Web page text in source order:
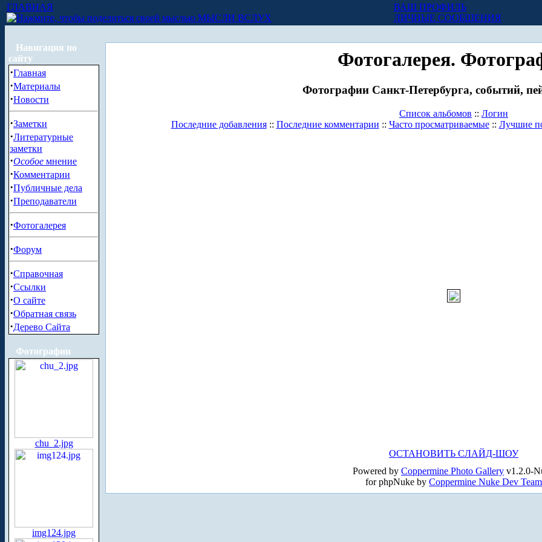
ГЛАВНАЯ
МЫСЛИ ВСЛУХ
ВАШ ПРОФИЛЬ
ЛИЧНЫЕ СООБЩЕНИЯ
Навигация по
сайту
·Главная
·Материалы
·Новости
·Заметки
·Литературные
заметки
·Особое мнение
·Комментарии
·Публичные дела
·Преподаватели
·Фотогалерея
·Форум
·Справочная
·Ссылки
·О сайте
·Обратная связь
·Дерево Сайта
Фотографии
chu_2.jpg
img124.jpg
Фотогалерея.
Фотографии Санкт-Петербурга, событий,
Список альбомов :: Логин
Последние добавления:: Последние комментарии :: Часто просматриваемые:: Лучшие
ОСТАНОВИТЬ СЛАЙД-ШОУ
Powered by Coppermine Photo Gallery v1.2.0-
for phpNuke by Coppermine Nuke Dev Team